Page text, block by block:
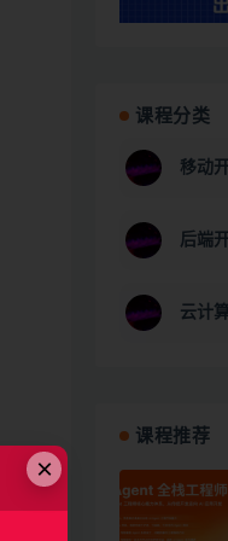
课程分类
移动
后端
云计
课程推荐
×